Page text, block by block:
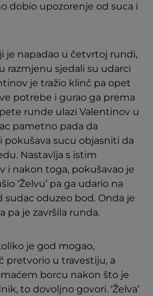
dobio upozorenje od suca i
je napadao u četvrtoj rundi,
razmjenu sjedali su udarci
je tražio klinč pa opet
potrebe i gurao ga prema
runde ulazi Valentinov u
pametno pada da
sucu objasniti da
Nastavlja s istim
i nakon toga, pokušavao je
‘Želvu’ pa ga udario na
oduzeo bod. Onda je
pa je završila runda.
je god mogao,
pretvorio u travestiju, a
borcu nakon što je
to dovoljno govori. ‘Želva’